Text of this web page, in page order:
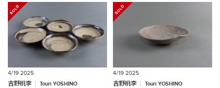
4/19 2025
吉野桃李
Touri YOSHINO
4/19 2025
吉野桃李
Touri YOSHINO